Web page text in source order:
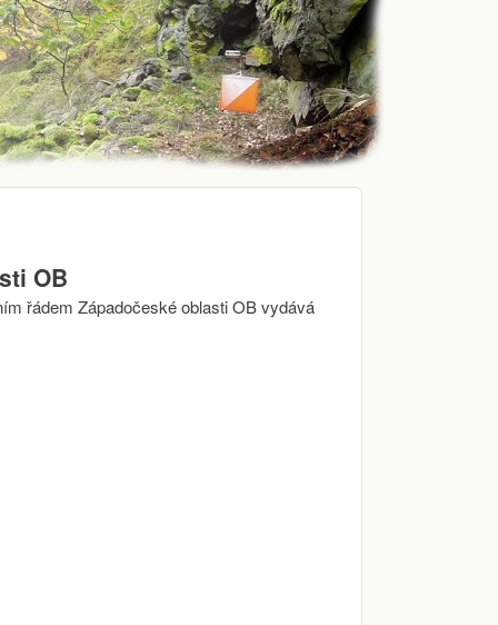
OB
řádem Západočeské oblasti OB vydává